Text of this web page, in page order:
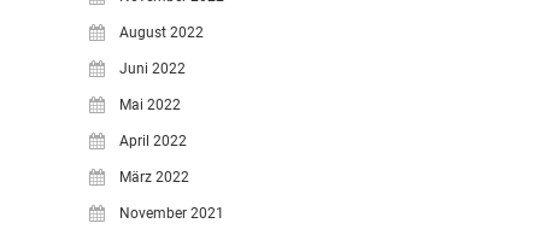
August 2022
Juni 2022
Mai 2022
April 2022
März 2022
November 2021